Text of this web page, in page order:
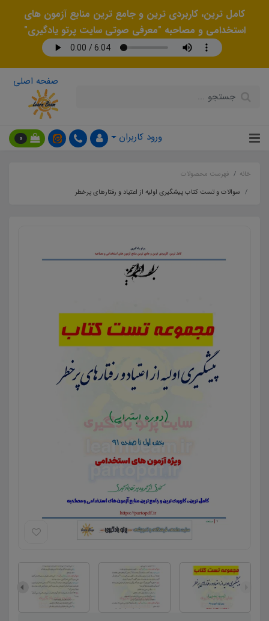
کامل ترین، کاربردی ترین و جامع ترین منابع آزمون های
استخدامی و مصاحبه "معرفی صوتی سایت پرتو یادگیری"
صفحه اصلی
ورود کاربران 0
خانه
فهرست محصولات
سوالات و تست کتاب پیشگیری اولیه از اعتیاد و رفتارهای پرخطر